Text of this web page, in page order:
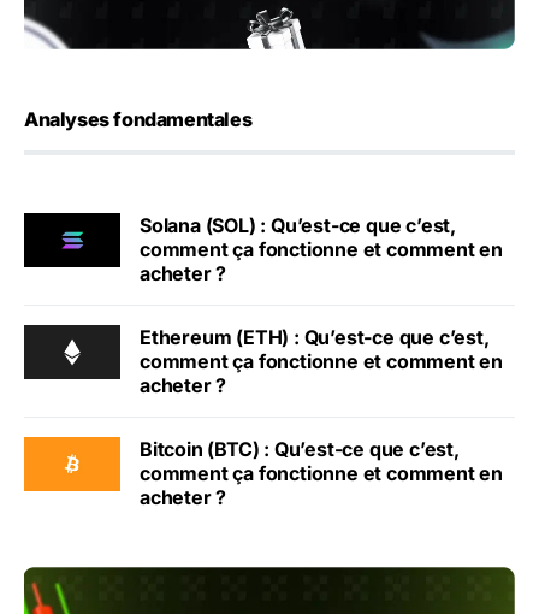
Analyses fondamentales
Solana (SOL) : Qu’est-ce que c’est,
comment ça fonctionne et comment en
acheter ?
Ethereum (ETH) : Qu’est-ce que c’est,
comment ça fonctionne et comment en
acheter ?
Bitcoin (BTC) : Qu’est-ce que c’est,
comment ça fonctionne et comment en
acheter ?